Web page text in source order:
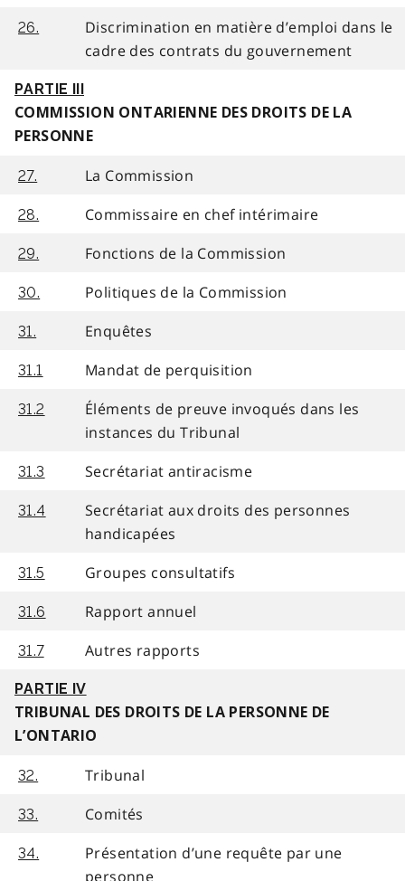
26.
Discrimination en matière d’emploi dans le
cadre des contrats du gouvernement
PARTIE III
COMMISSION ONTARIENNE DES DROITS DE LA
PERSONNE
27. La Commission
28. Commissaire en chef intérimaire
29. Fonctions de la Commission
30. Politiques de la Commission
31. Enquêtes
31.1 Mandat de perquisition
31.2
Éléments de preuve invoqués dans les
instances du Tribunal
31.3 Secrétariat antiracisme
31.4
Secrétariat aux droits des personnes
handicapées
31.5 Groupes consultatifs
31.6 Rapport annuel
31.7 Autres rapports
PARTIE IV
TRIBUNAL DES DROITS DE LA PERSONNE DE
L’ONTARIO
32. Tribunal
33. Comités
34.
Présentation d’une requête par une
personne